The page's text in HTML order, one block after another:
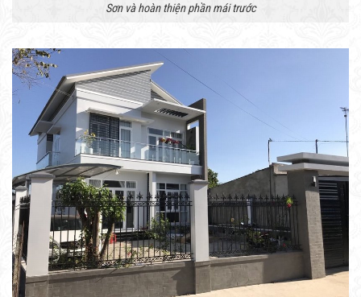
Sơn và hoàn thiện phần mái trước